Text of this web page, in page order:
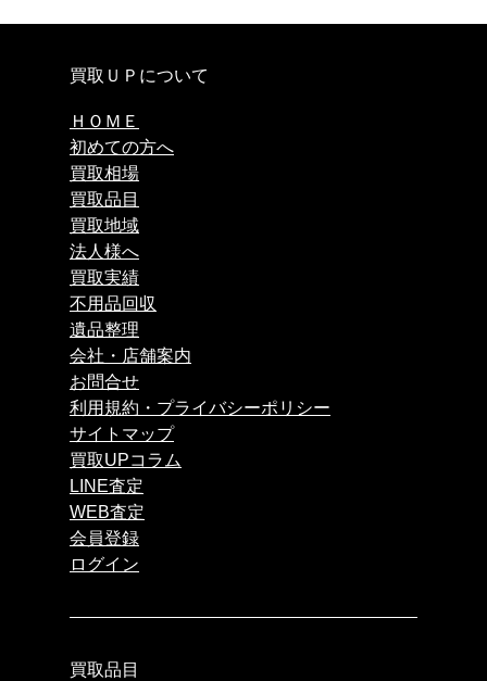
買取ＵＰについて
ＨＯＭＥ
初めての方へ
買取相場
買取品目
買取地域
法人様へ
買取実績
不用品回収
遺品整理
会社・店舗案内
お問合せ
利用規約・プライバシーポリシー
サイトマップ
買取UPコラム
LINE査定
WEB査定
会員登録
ログイン
買取品目